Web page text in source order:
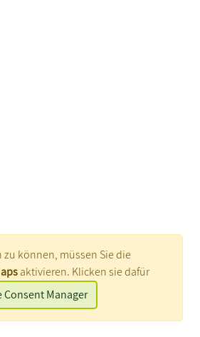
zu können, müssen Sie die
aktivieren. Klicken sie dafür
Cookie Consent Manager